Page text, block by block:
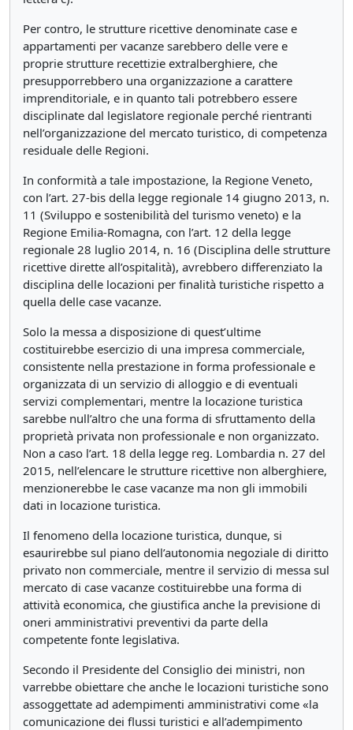
Per contro, le strutture ricettive denominate case e
appartamenti per vacanze sarebbero delle vere e
proprie strutture recettizie extralberghiere, che
presupporrebbero una organizzazione a carattere
imprenditoriale, e in quanto tali potrebbero essere
disciplinate dal legislatore regionale perché rientranti
nell’organizzazione del mercato turistico, di competenza
residuale delle Regioni.
In conformità a tale impostazione, la Regione Veneto,
con l’art. 27-bis della legge regionale 14 giugno 2013, n.
11 (Sviluppo e sostenibilità del turismo veneto) e la
Regione Emilia-Romagna, con l’art. 12 della legge
regionale 28 luglio 2014, n. 16 (Disciplina delle strutture
ricettive dirette all’ospitalità), avrebbero differenziato la
disciplina delle locazioni per finalità turistiche rispetto a
quella delle case vacanze.
Solo la messa a disposizione di quest’ultime
costituirebbe esercizio di una impresa commerciale,
consistente nella prestazione in forma professionale e
organizzata di un servizio di alloggio e di eventuali
servizi complementari, mentre la locazione turistica
sarebbe null’altro che una forma di sfruttamento della
proprietà privata non professionale e non organizzato.
Non a caso l’art. 18 della legge reg. Lombardia n. 27 del
2015, nell’elencare le strutture ricettive non alberghiere,
menzionerebbe le case vacanze ma non gli immobili
dati in locazione turistica.
Il fenomeno della locazione turistica, dunque, si
esaurirebbe sul piano dell’autonomia negoziale di diritto
privato non commerciale, mentre il servizio di messa sul
mercato di case vacanze costituirebbe una forma di
attività economica, che giustifica anche la previsione di
oneri amministrativi preventivi da parte della
competente fonte legislativa.
Secondo il Presidente del Consiglio dei ministri, non
varrebbe obiettare che anche le locazioni turistiche sono
assoggettate ad adempimenti amministrativi come «la
comunicazione dei flussi turistici e all’adempimento